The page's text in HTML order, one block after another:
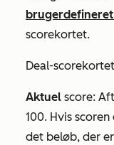
scorekortet.
Deal-scorekortet
Aktuel score:
100. Hvis
det beløb, der